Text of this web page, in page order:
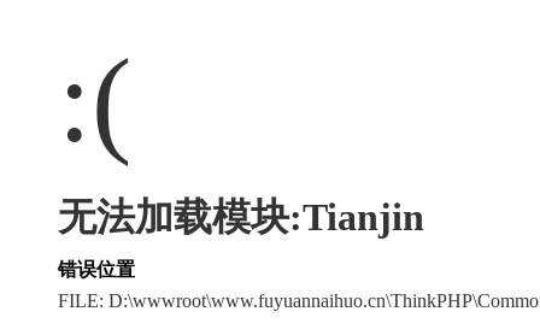
:(
无法加载模块:Tianjin
错误位置
FILE: